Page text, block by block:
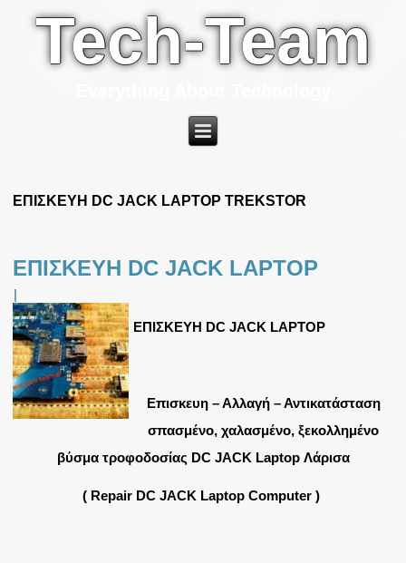
Tech-Team
ΕΠΙΣΚΕΥΗ DC JACK LAPTOP TREKSTOR
ΕΠΙΣΚΕΥΗ DC JACK LAPTOP
|
ΕΠΙΣΚΕΥΗ DC JACK LAPTOP
Επισκευη – Αλλαγή – Αντικατάσταση
σπασμένο, χαλασμένο, ξεκολλημένο
βύσμα τροφοδοσίας DC JACK Laptop Λάρισα
( Repair DC JACK Laptop Computer )